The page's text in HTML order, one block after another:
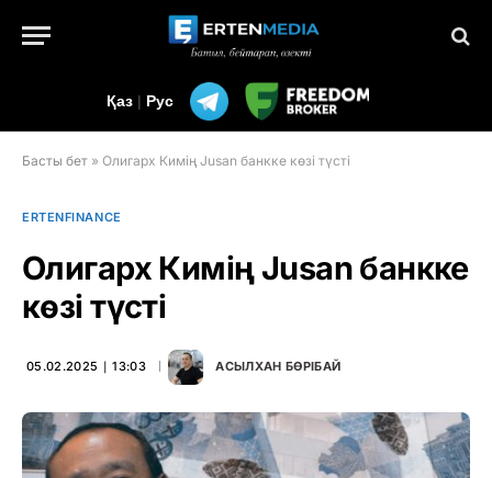
Қаз | Рус
Басты бет » Олигарх Кимің Jusan банкке көзі түсті
ERTENFINANCE
Олигарх Кимің Jusan банкке
көзі түсті
05.02.2025 ∣ 13:03 АСЫЛХАН БӨРІБАЙ